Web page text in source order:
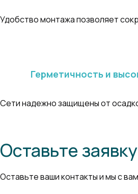
Удобство монтажа позволяет
Герметичность и
Сети надежно защищены от
Оставьте заявку
Оставьте ваши контакты и мы с